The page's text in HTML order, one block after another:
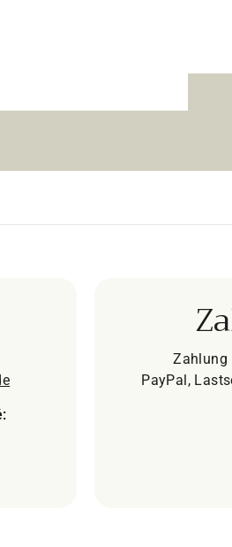
Zahlung
PayPal,